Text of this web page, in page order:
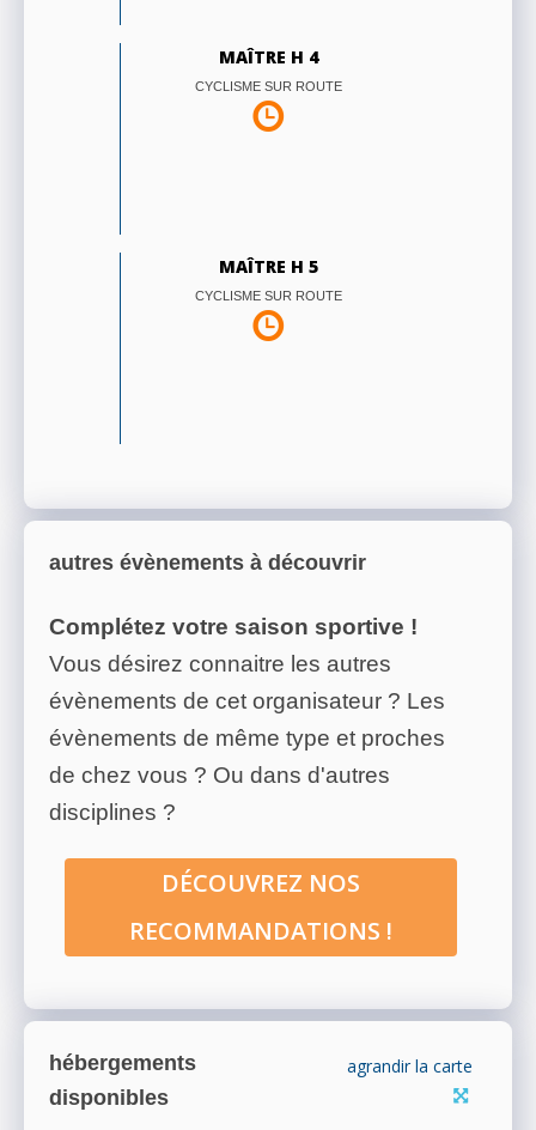
MAÎTRE H 4
CYCLISME SUR ROUTE
MAÎTRE H 5
CYCLISME SUR ROUTE
autres évènements à découvrir
Complétez votre saison sportive !
Vous désirez connaitre les autres
évènements de cet organisateur ? Les
évènements de même type et proches
de chez vous ? Ou dans d'autres
disciplines ?
DÉCOUVREZ NOS
RECOMMANDATIONS !
hébergements
disponibles
agrandir la carte